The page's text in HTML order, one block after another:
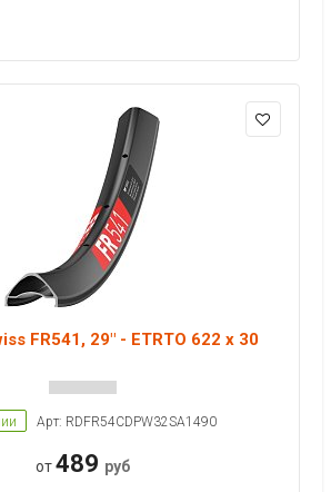
FR541, 29" - ETRTO 622 x 30
Арт: RDFR54CDPW32SA1490
от489 руб